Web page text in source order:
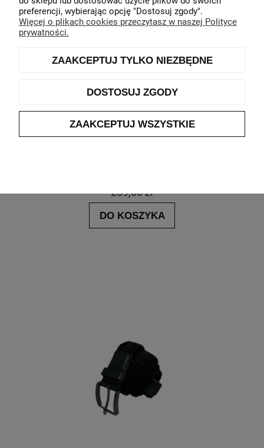
259,00 zł
DO KOSZYKA
preferencji, wybierając opcję "Dostosuj zgody".
Więcej o plikach cookies przeczytasz w naszej Polityce
prywatności.
ZAAKCEPTUJ TYLKO NIEZBĘDNE
DOSTOSUJ ZGODY
ZAAKCEPTUJ WSZYSTKIE